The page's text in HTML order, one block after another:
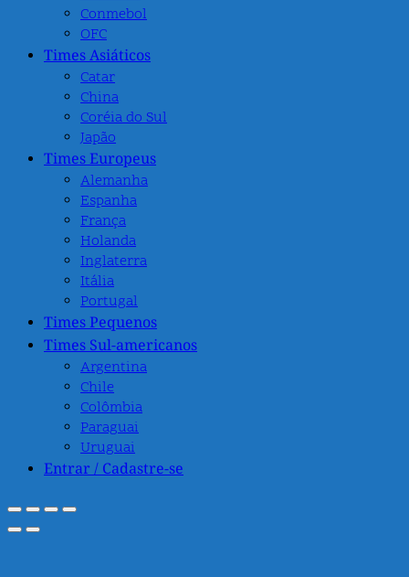
Conmebol
OFC
Times Asiáticos
Catar
China
Coréia do Sul
Japão
Times Europeus
Alemanha
Espanha
França
Holanda
Inglaterra
Itália
Portugal
Times Pequenos
Times Sul-americanos
Argentina
Chile
Colômbia
Paraguai
Uruguai
Entrar / Cadastre-se